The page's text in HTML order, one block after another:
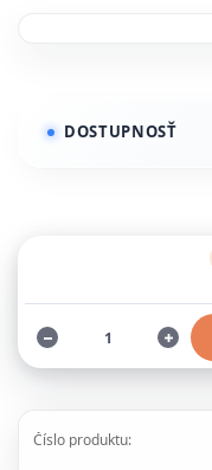
DOSTUPNOSŤ
Číslo produktu: